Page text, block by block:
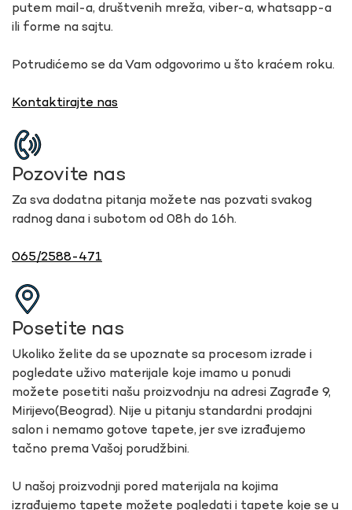
putem mail-a, društvenih mreža, viber-a, whatsapp-a
ili forme na sajtu.
Potrudićemo se da Vam odgovorimo u što kraćem roku.
Kontaktirajte nas
Pozovite nas
Za sva dodatna pitanja možete nas pozvati svakog
radnog dana i subotom od 08h do 16h.
065/2588-471
Posetite nas
Ukoliko želite da se upoznate sa procesom izrade i
pogledate uživo materijale koje imamo u ponudi
možete posetiti našu proizvodnju na adresi Zagrađe 9,
Mirijevo(Beograd). Nije u pitanju standardni prodajni
salon i nemamo gotove tapete, jer sve izrađujemo
tačno prema Vašoj porudžbini.
U našoj proizvodnji pored materijala na kojima
izrađujemo tapete možete pogledati i tapete koje se u